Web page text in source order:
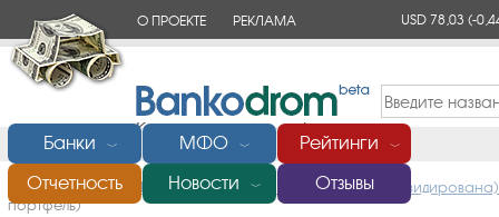
О ПРОЕКТЕ РЕКЛАМА USD 78,03(-
Банки ﹀ МФО ﹀ Рейтинги ﹀
Отчетность Новости ﹀ Отзывы
Главная/Банки России/Бинбанк (организация ликвидирована)
портфель)